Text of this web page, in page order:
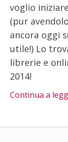
voglio
(pur
ancora oggi
utile!) Lo
librerie e
2014!
Continua a